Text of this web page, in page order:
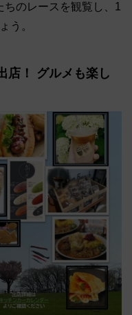
のレースを観覧し、1
う。
店！ グルメも楽し